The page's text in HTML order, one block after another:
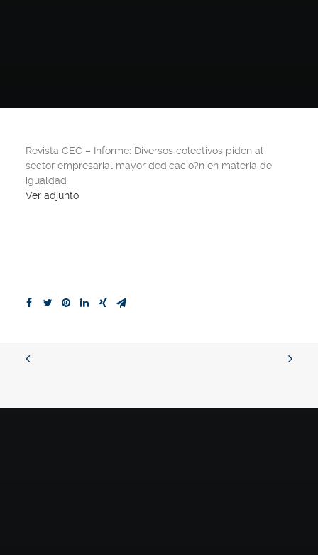
Revista CEC – Informe: Diversos colectivos piden al
sector empresarial mayor dedicacio?n en materia de
igualdad
Ver adjunto